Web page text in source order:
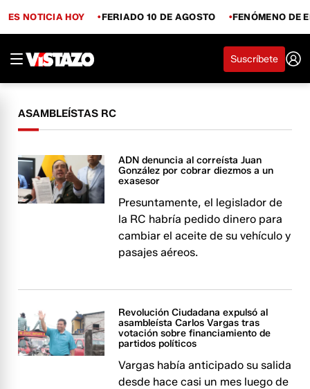
ES NOTICIA HOY FERIADO 10 DE AGOSTO FENÓMENO DE
Suscríbete
ASAMBLEÍSTAS RC
ADN denuncia al correísta Juan
González por cobrar diezmos a un
exasesor
Presuntamente, el legislador de
la RC habría pedido dinero para
cambiar el aceite de su vehículo y
pasajes aéreos.
Revolución Ciudadana expulsó al
asambleísta Carlos Vargas tras
votación sobre financiamiento de
partidos políticos
Vargas había anticipado su salida
desde hace casi un mes luego de